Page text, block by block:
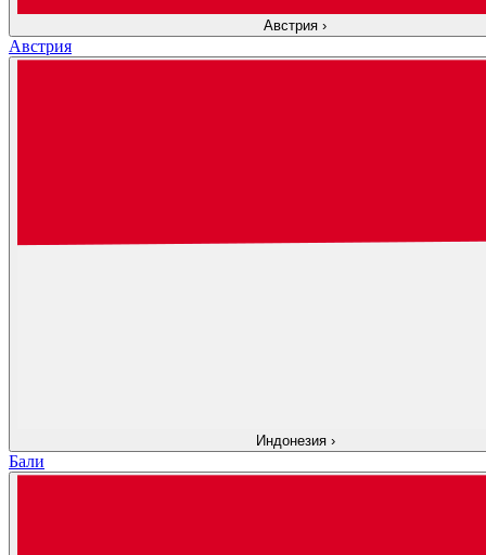
Австрия ›
Австрия
Индонезия ›
Бали